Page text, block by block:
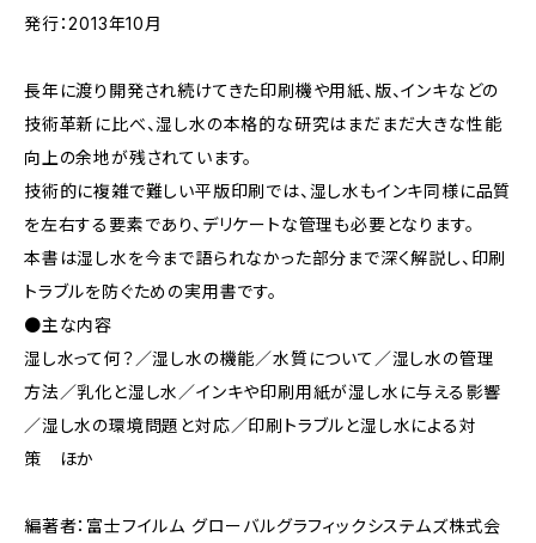
発行：2013年10月
長年に渡り開発され続けてきた印刷機や用紙、版、インキなどの
技術革新に比べ、湿し水の本格的な研究はまだまだ大きな性能
向上の余地が残されています。
技術的に複雑で難しい平版印刷では、湿し水もインキ同様に品質
を左右する要素であり、デリケートな管理も必要となります。
本書は湿し水を今まで語られなかった部分まで深く解説し、印刷
トラブルを防ぐための実用書です。
●主な内容
湿し水って何？／湿し水の機能／水質について／湿し水の管理
方法／乳化と湿し水／インキや印刷用紙が湿し水に与える影響
／湿し水の環境問題と対応／印刷トラブルと湿し水による対
策 ほか
編著者：富士フイルム グローバルグラフィックシステムズ株式会